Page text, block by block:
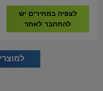
לצפיה במחירים יש
להתחבר לאתר